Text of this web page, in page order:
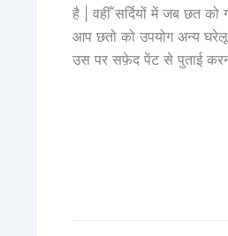
है | वहीँ सर्दियों में जब छत
आप छतो को उपयोग अन्य
उस पर सफ़ेद पेंट से पुताई